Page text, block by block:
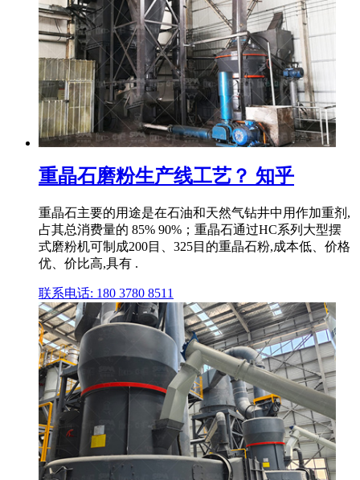
重晶石磨粉生产线工艺？ 知乎
重晶石主要的用途是在石油和天然气钻井中用作加重剂,
占其总消费量的 85% 90%；重晶石通过HC系列大型摆
式磨粉机可制成200目、325目的重晶石粉,成本低、价格
优、价比高,具有 .
联系电话: 180 3780 8511